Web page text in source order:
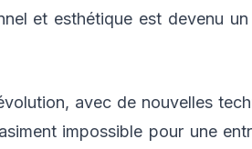
et esthétique est devenu
avec de nouvelles
impossible pour une